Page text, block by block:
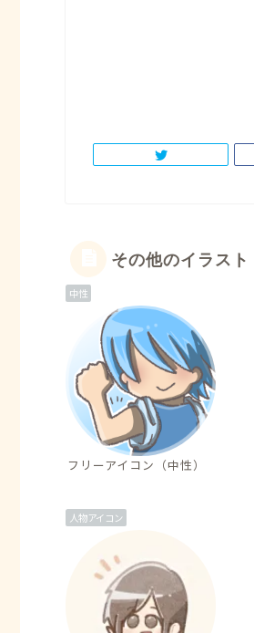
その他のイラスト
中性
フリーアイコン（中性）
人物アイコン